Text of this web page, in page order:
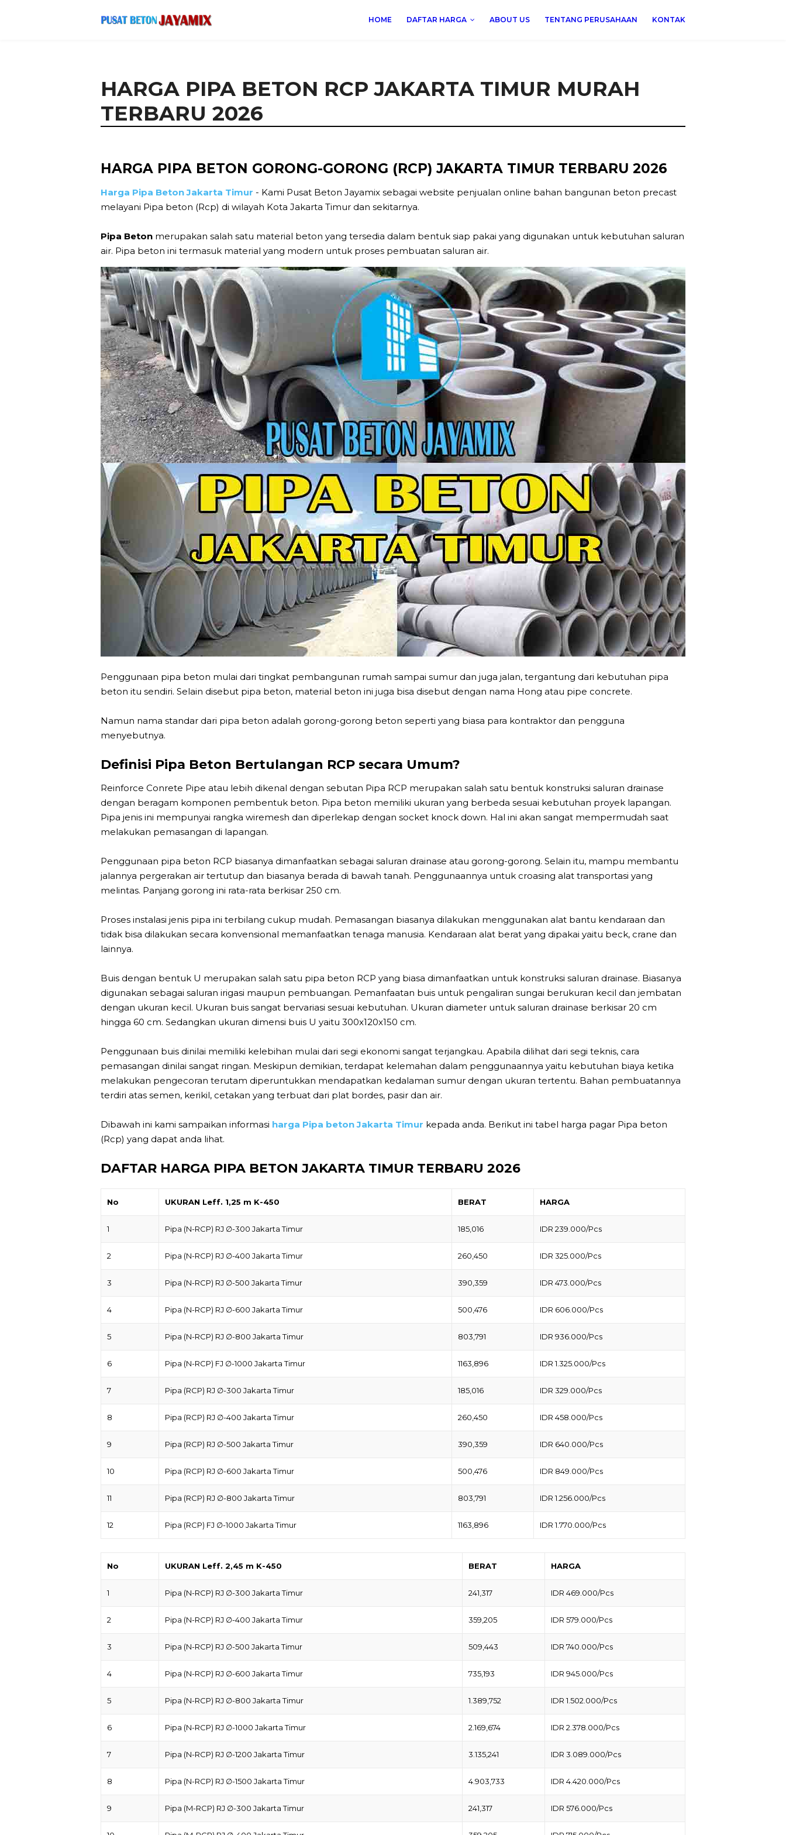
HOME DAFTAR HARGA ABOUT US TENTANG PERUSAHAAN KONTAK
HARGA PIPA BETON RCP JAKARTA TIMUR MURAH
TERBARU 2026
HARGA PIPA BETON GORONG-GORONG (RCP) JAKARTA TIMUR TERBARU 2026
Harga Pipa Beton Jakarta Timur - Kami Pusat Beton Jayamix sebagai website penjualan online bahan bangunan beton precast
melayani Pipa beton (Rcp) di wilayah Kota Jakarta Timur dan sekitarnya.
Pipa Beton merupakan salah satu material beton yang tersedia dalam bentuk siap pakai yang digunakan untuk kebutuhan saluran
air. Pipa beton ini termasuk material yang modern untuk proses pembuatan saluran air.
Penggunaan pipa beton mulai dari tingkat pembangunan rumah sampai sumur dan juga jalan, tergantung dari kebutuhan pipa
beton itu sendiri. Selain disebut pipa beton, material beton ini juga bisa disebut dengan nama Hong atau pipe concrete.
Namun nama standar dari pipa beton adalah gorong-gorong beton seperti yang biasa para kontraktor dan pengguna
menyebutnya.
Definisi Pipa Beton Bertulangan RCP secara Umum?
Reinforce Conrete Pipe atau lebih dikenal dengan sebutan Pipa RCP merupakan salah satu bentuk konstruksi saluran drainase
dengan beragam komponen pembentuk beton. Pipa beton memiliki ukuran yang berbeda sesuai kebutuhan proyek lapangan.
Pipa jenis ini mempunyai rangka wiremesh dan diperlekap dengan socket knock down. Hal ini akan sangat mempermudah saat
melakukan pemasangan di lapangan.
Penggunaan pipa beton RCP biasanya dimanfaatkan sebagai saluran drainase atau gorong-gorong. Selain itu, mampu membantu
jalannya pergerakan air tertutup dan biasanya berada di bawah tanah. Penggunaannya untuk croasing alat transportasi yang
melintas. Panjang gorong ini rata-rata berkisar 250 cm.
Proses instalasi jenis pipa ini terbilang cukup mudah. Pemasangan biasanya dilakukan menggunakan alat bantu kendaraan dan
tidak bisa dilakukan secara konvensional memanfaatkan tenaga manusia. Kendaraan alat berat yang dipakai yaitu beck, crane dan
lainnya.
Buis dengan bentuk U merupakan salah satu pipa beton RCP yang biasa dimanfaatkan untuk konstruksi saluran drainase. Biasanya
digunakan sebagai saluran irigasi maupun pembuangan. Pemanfaatan buis untuk pengaliran sungai berukuran kecil dan jembatan
dengan ukuran kecil. Ukuran buis sangat bervariasi sesuai kebutuhan. Ukuran diameter untuk saluran drainase berkisar 20 cm
hingga 60 cm. Sedangkan ukuran dimensi buis U yaitu 300x120x150 cm.
Penggunaan buis dinilai memiliki kelebihan mulai dari segi ekonomi sangat terjangkau. Apabila dilihat dari segi teknis, cara
pemasangan dinilai sangat ringan. Meskipun demikian, terdapat kelemahan dalam penggunaannya yaitu kebutuhan biaya ketika
melakukan pengecoran terutam diperuntukkan mendapatkan kedalaman sumur dengan ukuran tertentu. Bahan pembuatannya
terdiri atas semen, kerikil, cetakan yang terbuat dari plat bordes, pasir dan air.
Dibawah ini kami sampaikan informasi harga Pipa beton Jakarta Timur kepada anda. Berikut ini tabel harga pagar Pipa beton
(Rcp) yang dapat anda lihat.
DAFTAR HARGA PIPA BETON JAKARTA TIMUR TERBARU 2026
No UKURAN Leff. 1,25 m K-450 BERAT HARGA
1 Pipa (N-RCP) RJ ∅-300 Jakarta Timur 185,016 IDR 239.000/Pcs
2 Pipa (N-RCP) RJ ∅-400 Jakarta Timur 260,450 IDR 325.000/Pcs
3 Pipa (N-RCP) RJ ∅-500 Jakarta Timur 390,359 IDR 473.000/Pcs
4 Pipa (N-RCP) RJ ∅-600 Jakarta Timur 500,476 IDR 606.000/Pcs
5 Pipa (N-RCP) RJ ∅-800 Jakarta Timur 803,791 IDR 936.000/Pcs
6 Pipa (N-RCP) FJ ∅-1000 Jakarta Timur 1163,896 IDR 1.325.000/Pcs
7 Pipa (RCP) RJ ∅-300 Jakarta Timur 185,016 IDR 329.000/Pcs
8 Pipa (RCP) RJ ∅-400 Jakarta Timur 260,450 IDR 458.000/Pcs
9 Pipa (RCP) RJ ∅-500 Jakarta Timur 390,359 IDR 640.000/Pcs
10 Pipa (RCP) RJ ∅-600 Jakarta Timur 500,476 IDR 849.000/Pcs
11 Pipa (RCP) RJ ∅-800 Jakarta Timur 803,791 IDR 1.256.000/Pcs
12 Pipa (RCP) FJ ∅-1000 Jakarta Timur 1163,896 IDR 1.770.000/Pcs
No UKURAN Leff. 2,45 m K-450 BERAT HARGA
1 Pipa (N-RCP) RJ ∅-300 Jakarta Timur 241,317 IDR 469.000/Pcs
2 Pipa (N-RCP) RJ ∅-400 Jakarta Timur 359,205 IDR 579.000/Pcs
3 Pipa (N-RCP) RJ ∅-500 Jakarta Timur 509,443 IDR 740.000/Pcs
4 Pipa (N-RCP) RJ ∅-600 Jakarta Timur 735,193 IDR 945.000/Pcs
5 Pipa (N-RCP) RJ ∅-800 Jakarta Timur 1.389,752 IDR 1.502.000/Pcs
6 Pipa (N-RCP) RJ ∅-1000 Jakarta Timur 2.169,674 IDR 2.378.000/Pcs
7 Pipa (N-RCP) RJ ∅-1200 Jakarta Timur 3.135,241 IDR 3.089.000/Pcs
8 Pipa (N-RCP) RJ ∅-1500 Jakarta Timur 4.903,733 IDR 4.420.000/Pcs
9 Pipa (M-RCP) RJ ∅-300 Jakarta Timur 241,317 IDR 576.000/Pcs